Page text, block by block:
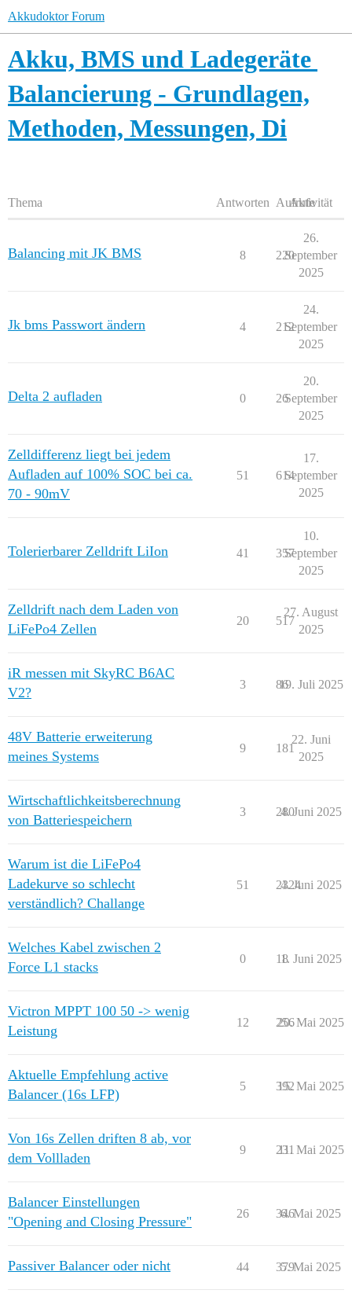
Akkudoktor Forum
Akku, BMS und Ladegeräte
Balancierung - Grundlagen,
Methoden, Messungen, Di
Thema Antworten Aufrufe
Aktivität
Balancing mit JK BMS 8 220
26.
September
2025
Jk bms Passwort ändern 4 212
24.
September
2025
Delta 2 aufladen 0 26
20.
September
2025
Zelldifferenz liegt bei jedem
Aufladen auf 100% SOC bei ca.
70 - 90mV
51 614
17.
September
2025
Tolerierbarer Zelldrift LiIon 41 357
10.
September
2025
Zelldrift nach dem Laden von
LiFePo4 Zellen
20 517
27. August
2025
iR messen mit SkyRC B6AC
V2?
3 86
19. Juli 2025
48V Batterie erweiterung
meines Systems
9 181
22. Juni
2025
Wirtschaftlichkeitsberechnung
von Batteriespeichern
3 280
4. Juni 2025
Warum ist die LiFePo4
Ladekurve so schlecht
verständlich? Challange
51 2324
4. Juni 2025
Welches Kabel zwischen 2
Force L1 stacks
0 181. Juni 2025
Victron MPPT 100 50 -> wenig
Leistung
12 256
20. Mai 2025
Aktuelle Empfehlung active
Balancer (16s LFP)
5 392
15. Mai 2025
Von 16s Zellen driften 8 ab, vor
dem Vollladen
9 231
11. Mai 2025
Balancer Einstellungen
"Opening and Closing Pressure"
26 346
6. Mai 2025
Passiver Balancer oder nicht 44 379
5. Mai 2025